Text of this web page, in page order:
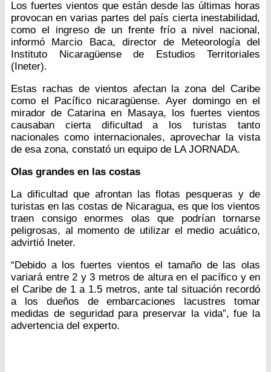
Los fuertes vientos que están desde las últimas horas
provocan en varias partes del país cierta inestabilidad,
como el ingreso de un frente frío a nivel nacional,
informó Marcio Baca, director de Meteorología del
Instituto Nicaragüense de Estudios Territoriales
(Ineter).
Estas rachas de vientos afectan la zona del Caribe
como el Pacífico nicaragüense. Ayer domingo en el
mirador de Catarina en Masaya, los fuertes vientos
causaban cierta dificultad a los turistas tanto
nacionales como internacionales, aprovechar la vista
de esa zona, constató un equipo de LA JORNADA.
Olas grandes en las costas
La dificultad que afrontan las flotas pesqueras y de
turistas en las costas de Nicaragua, es que los vientos
traen consigo enormes olas que podrían tornarse
peligrosas, al momento de utilizar el medio acuático,
advirtió Ineter.
“Debido a los fuertes vientos el tamaño de las olas
variará entre 2 y 3 metros de altura en el pacífico y en
el Caribe de 1 a 1.5 metros, ante tal situación recordó
a los dueños de embarcaciones lacustres tomar
medidas de seguridad para preservar la vida”, fue la
advertencia del experto.